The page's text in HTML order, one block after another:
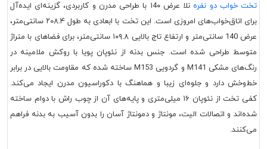
تخت خواب دو نفره
نلا عرض ۱4۰ با طراحی مدرن و کاربردی، گزینه‌ای ایده‌آل
برای اتاق‌خواب‌های امروزی است. این تخت با ابعادی به طول ۲۰۸.۴ سانتی‌متر،
عرض 140 سانتی‌متر و ارتفاع تاج بالایی ۱۰۹.۸ سانتی‌متر، برای فضاهای با متراژ
متوسط طراحی شده است. جنس بدنه از نئوپان پویا با روکش ملامینه در
رنگ‌های مشکی M141 و گردویی M153 ساخته شده که مقاومت بالایی در برابر
خط‌وخش دارد و جلوه‌ای زیبا و هماهنگ با دکوراسیون مدرن ایجاد می‌کند.
کفی تخت از نئوپان ۱۶ میلی‌متری و پایه‌های آن از چوب راش با دوام ساخته
شده‌اند و اتصالات الیت، مونتاژ و دمونتاژ آسان را بدون آسیب به بدنه فراهم
می‌کنند.